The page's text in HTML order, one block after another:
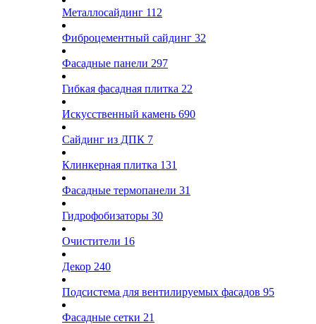
Металлосайдинг 112
Фиброцементный сайдинг 32
Фасадные панели 297
Гибкая фасадная плитка 22
Искусственный камень 690
Сайдинг из ДПК 7
Клинкерная плитка 131
Фасадные термопанели 31
Гидрофобизаторы 30
Очистители 16
Декор 240
Подсистема для вентилируемых фасадов 95
Фасадные сетки 21